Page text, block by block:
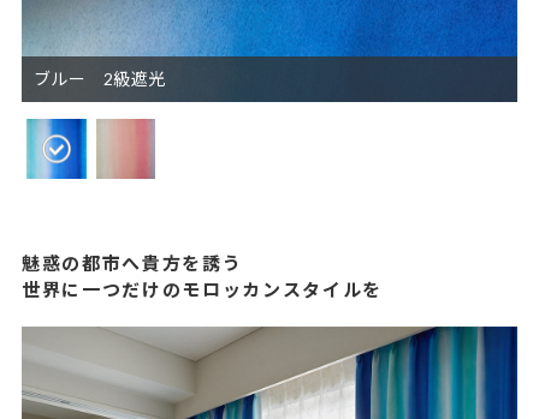
ブルー 2級遮光
魅惑の都市へ貴方を誘う
世界に一つだけのモロッカンスタイルを